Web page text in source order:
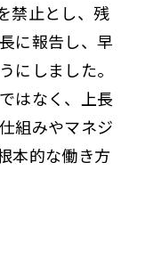
禁止とし、残
に報告し、早
にしました。
はなく、上長
組みやマネジ
本的な働き方